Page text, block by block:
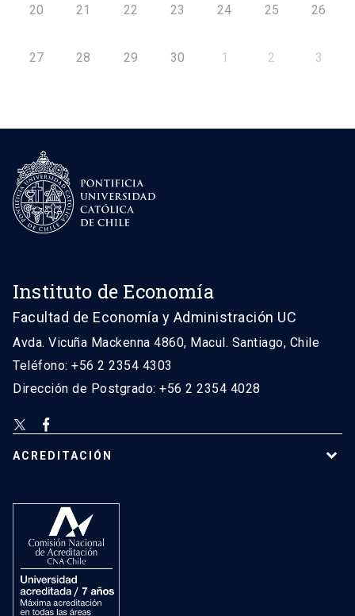
20 21 22 23 24 25 26
27 28 29 30 1 2 3
Instituto de Economía
Facultad de Economía y Administración UC
Avda. Vicuña Mackenna 4860, Macul. Santiago, Chile
Teléfono: +56 2 2354 4303
Dirección de Postgrado: +56 2 2354 4028
ACREDITACIÓN